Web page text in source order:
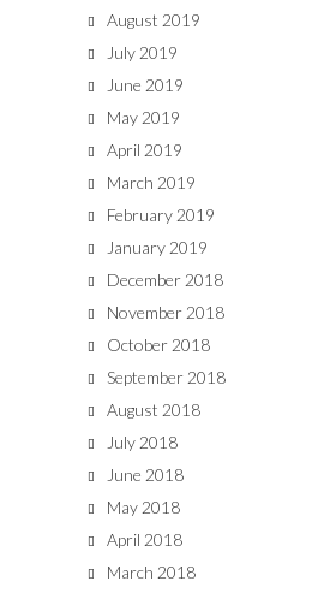
August 2019
July 2019
June 2019
May 2019
April 2019
March 2019
February 2019
January 2019
December 2018
November 2018
October 2018
September 2018
August 2018
July 2018
June 2018
May 2018
April 2018
March 2018